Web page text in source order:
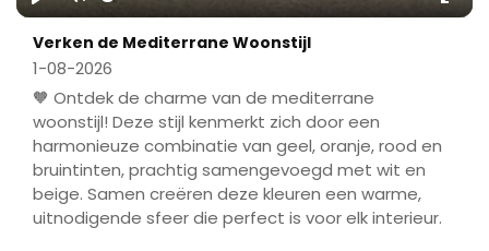
Play Mute
Verken de Mediterrane Woonstijl
1-08-2026
🧡 Ontdek de charme van de mediterrane
woonstijl! Deze stijl kenmerkt zich door een
harmonieuze combinatie van geel, oranje, rood en
bruintinten, prachtig samengevoegd met wit en
beige. Samen creëren deze kleuren een warme,
uitnodigende sfeer die perfect is voor elk interieur.